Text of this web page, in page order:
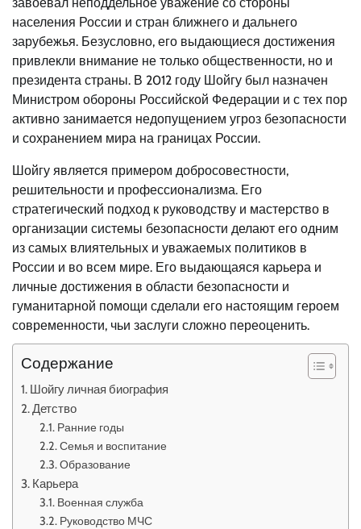
населения России и стран ближнего и дальнего
зарубежья. Безусловно, его выдающиеся достижения
привлекли внимание не только общественности, но и
президента страны. В 2012 году Шойгу был назначен
Министром обороны Российской Федерации и с тех пор
активно занимается недопущением угроз безопасности
и сохранением мира на границах России.
Шойгу является примером добросовестности,
решительности и профессионализма. Его
стратегический подход к руководству и мастерство в
организации системы безопасности делают его одним
из самых влиятельных и уважаемых политиков в
России и во всем мире. Его выдающаяся карьера и
личные достижения в области безопасности и
гуманитарной помощи сделали его настоящим героем
современности, чьи заслуги сложно переоценить.
Содержание
Шойгу личная биография
Детство
Ранние годы
Семья и воспитание
Образование
Карьера
Военная служба
Руководство МЧС